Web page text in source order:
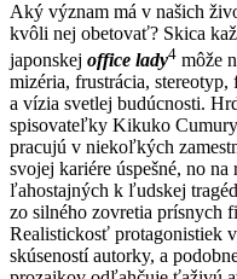
Aký význam má v našich
kvôli nej obetovať? Skica
japonskej office lady4 môže
mizéria, frustrácia,
a vízia svetlej budúcnosti.
spisovateľky Kikuko
pracujú v niekoľkých
svojej kariére úspešné, no
ľahostajných k ľudskej
zo silného zovretia prísnych
Realistickosť protagonistiek
skúseností autorky, a